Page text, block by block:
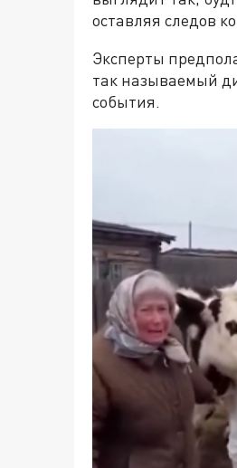
оставляя следов
Эксперты
так называемый
события.